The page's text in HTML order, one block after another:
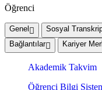
Öğrenci
Genel Sosyal
Bağlantılar
Kariyer
Akademik Takvim
Öğrenci Bilgi